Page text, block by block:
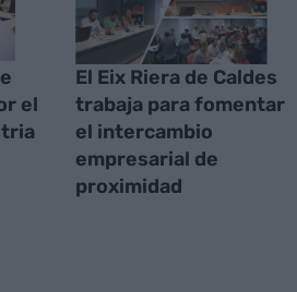
el
El Eix Riera de Caldes
trabaja para fomentar
el intercambio
empresarial de
proximidad